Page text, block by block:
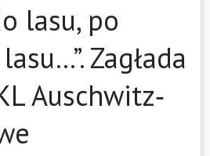
lasu, po
Zagłada
Auschwitz‑